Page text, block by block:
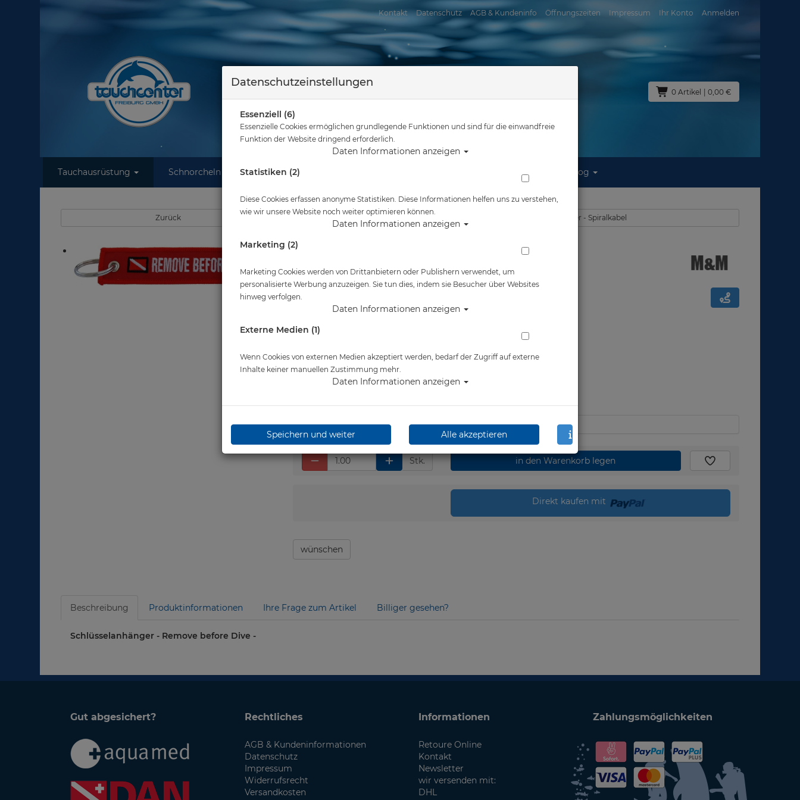
Kontakt Datenschutz AGB & Kundeninfo Öffnungszeiten Impressum Ihr Konto Anmelden
0 Artikel | 0,00 €
Tauchausrüstung Schnorcheln Wassersport Reisen Blog
Sie sind hier Tauchausrüstung M&M Schlüsselanhänger - Remove before Dive -
Zurück Alle Artikel zeigen aus: Schnapphaken - Karabiner - Spiralkabel
M&M Schlüsselanhänger - Remove before Dive -
Artikelnr.: mum-635
Herstellerpreis: 6,50 €
6,50 €*
Stk. in den Warenkorb legen
Direkt kaufen mit
wünschen
Beschreibung Produktinformationen Ihre Frage zum Artikel Billiger gesehen?
Schlüsselanhänger - Remove before Dive -
Gut abgesichert? Rechtliches
AGB & Kundeninformationen
Datenschutz
Impressum
Widerrufsrecht
Versandkosten
Informationen
Retoure Online
Kontakt
Newsletter
wir versenden mit:
DHL
Zahlungsmöglichkeiten
Datenschutzeinstellungen
Essenziell (6)
Essenzielle Cookies ermöglichen grundlegende Funktionen und sind für die einwandfreie
Funktion der Website dringend erforderlich.
Daten Informationen anzeigen
Statistiken (2)
Diese Cookies erfassen anonyme Statistiken. Diese Informationen helfen uns zu verstehen,
wie wir unsere Website noch weiter optimieren können.
Daten Informationen anzeigen
Marketing (2)
Marketing Cookies werden von Drittanbietern oder Publishern verwendet, um
personalisierte Werbung anzuzeigen. Sie tun dies, indem sie Besucher über Websites
hinweg verfolgen.
Daten Informationen anzeigen
Externe Medien (1)
Wenn Cookies von externen Medien akzeptiert werden, bedarf der Zugriff auf externe
Inhalte keiner manuellen Zustimmung mehr.
Daten Informationen anzeigen
Speichern und weiter Alle akzeptieren